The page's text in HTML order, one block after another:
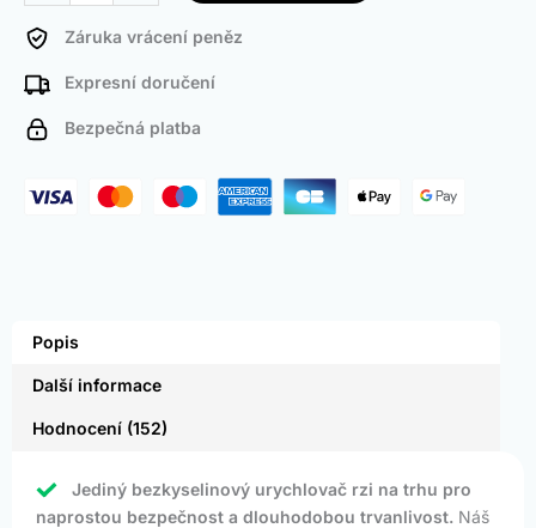
Záruka vrácení peněz
Expresní doručení
Bezpečná platba
Popis
Další informace
Hodnocení (152)
Jediný bezkyselinový urychlovač rzi na trhu pro
naprostou bezpečnost a dlouhodobou trvanlivost. Náš